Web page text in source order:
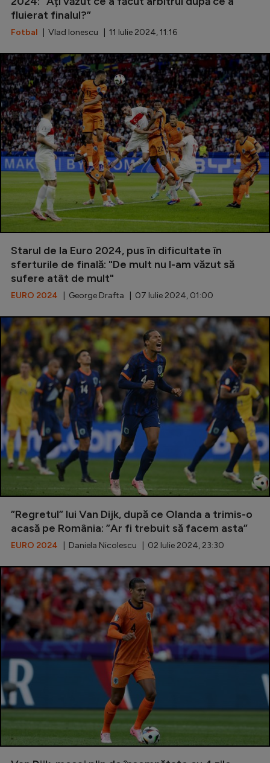
fluierat finalul?”
Fotbal | Vlad Ionescu | 11 Iulie 2024, 11:16
Starul de la Euro 2024, pus în dificultate în
sferturile de finală: "De mult nu l-am văzut să
sufere atât de mult"
EURO 2024 | George Drafta | 07 Iulie 2024, 01:00
”Regretul” lui Van Dijk, după ce Olanda a trimis-o
acasă pe România: ”Ar fi trebuit să facem asta”
EURO 2024 | Daniela Nicolescu | 02 Iulie 2024, 23:30